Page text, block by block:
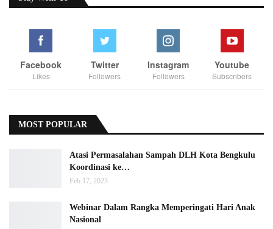
Facebook
Likes
Twitter
Followers
Instagram
Followers
Youtube
Subscribers
MOST POPULAR
Atasi Permasalahan Sampah DLH Kota Bengkulu
Koordinasi ke…
Feb 17, 2023
Webinar Dalam Rangka Memperingati Hari Anak
Nasional